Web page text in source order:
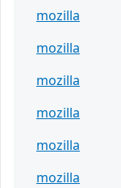
mozilla
mozilla
mozilla
mozilla
mozilla
mozilla